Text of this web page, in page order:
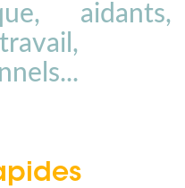
aidants,